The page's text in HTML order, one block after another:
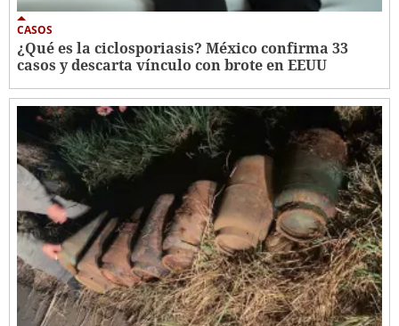
CASOS
¿Qué es la ciclosporiasis? México confirma 33
casos y descarta vínculo con brote en EEUU